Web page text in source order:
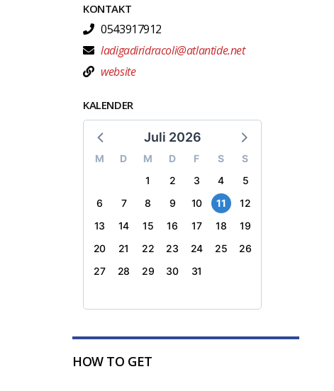
KONTAKT
0543917912
ladigadiridracoli@atlantide.net
website
KALENDER
Juli 2026
M D M D F S
S
1
2 3 4
5
6
7 8 9 10 11
12
13
14 15 16 17 18
19
20
21 22 23 24 25
26
27
28 29 30 31
HOW TO GET